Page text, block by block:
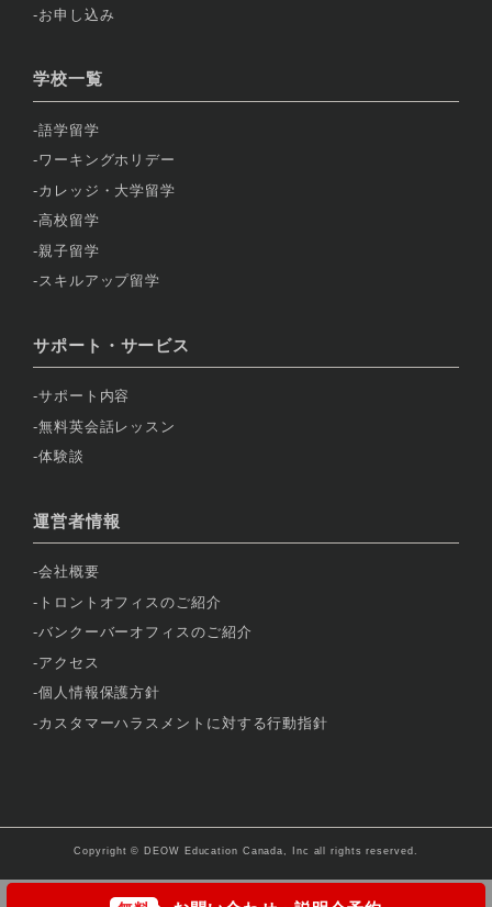
お申し込み
学校一覧
語学留学
ワーキングホリデー
カレッジ・大学留学
高校留学
親子留学
スキルアップ留学
サポート・サービス
サポート内容
無料英会話レッスン
体験談
運営者情報
会社概要
トロントオフィスのご紹介
バンクーバーオフィスのご紹介
アクセス
個人情報保護方針
カスタマーハラスメントに対する行動指針
Copyright © DEOW Education Canada, Inc all rights reserved.